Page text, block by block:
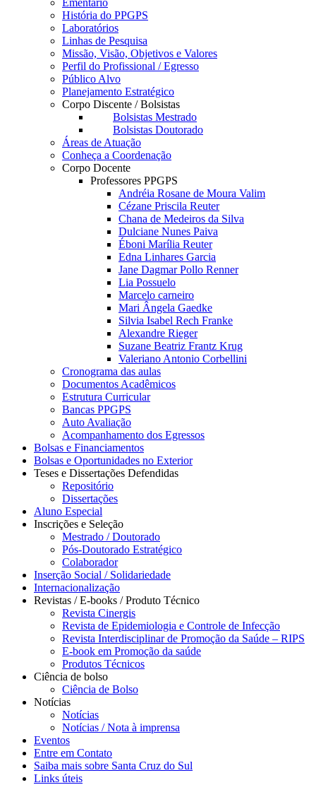
Ementário
História do PPGPS
Laboratórios
Linhas de Pesquisa
Missão, Visão, Objetivos e Valores
Perfil do Profissional / Egresso
Público Alvo
Planejamento Estratégico
Corpo Discente / Bolsistas
Bolsistas Mestrado
Bolsistas Doutorado
Áreas de Atuação
Conheça a Coordenação
Corpo Docente
Professores PPGPS
Andréia Rosane de Moura Valim
Cézane Priscila Reuter
Chana de Medeiros da Silva
Dulciane Nunes Paiva
Éboni Marília Reuter
Edna Linhares Garcia
Jane Dagmar Pollo Renner
Lia Possuelo
Marcelo carneiro
Mari Ângela Gaedke
Silvia Isabel Rech Franke
Alexandre Rieger
Suzane Beatriz Frantz Krug
Valeriano Antonio Corbellini
Cronograma das aulas
Documentos Acadêmicos
Estrutura Curricular
Bancas PPGPS
Auto Avaliação
Acompanhamento dos Egressos
Bolsas e Financiamentos
Bolsas e Oportunidades no Exterior
Teses e Dissertações Defendidas
Repositório
Dissertações
Aluno Especial
Inscrições e Seleção
Mestrado / Doutorado
Pós-Doutorado Estratégico
Colaborador
Inserção Social / Solidariedade
Internacionalização
Revistas / E-books / Produto Técnico
Revista Cinergis
Revista de Epidemiologia e Controle de Infecção
Revista Interdisciplinar de Promoção da Saúde – RIPS
E-book em Promoção da saúde
Produtos Técnicos
Ciência de bolso
Ciência de Bolso
Notícias
Notícias
Notícias / Nota à imprensa
Eventos
Entre em Contato
Saiba mais sobre Santa Cruz do Sul
Links úteis